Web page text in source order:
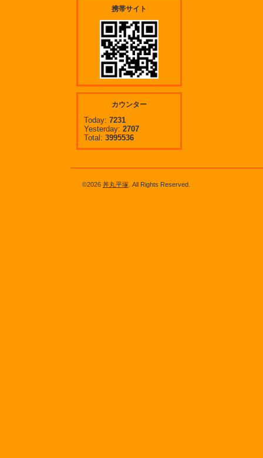
携帯サイト
カウンター
Today: 7231
Yesterday: 2707
Total: 3995536
©2026 丼丸平塚 . All Rights Reserved.